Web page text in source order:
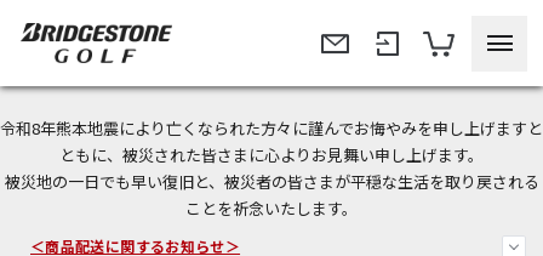
令和8年熊本地震により亡くなられた方々に謹んでお悔やみを申し上げますと
ともに、被災された皆さまに心よりお見舞い申し上げます。
被災地の一日でも早い復旧と、被災者の皆さまが平穏な生活を取り戻される
ことを祈念いたします。
＜夏季休暇中のご注文・発送・お問い合わせ＞
今なら新規会員登録で1,000円OFFクーポンプレゼント！
＜商品配送に関するお知らせ＞